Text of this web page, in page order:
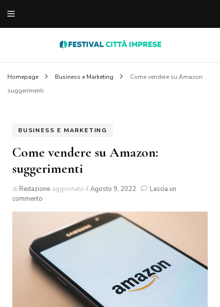
notizie varie dal web
Homepage Business e Marketing
Come vendere su Amazon:
suggerimenti
BUSINESS E MARKETING
Come vendere su Amazon:
suggerimenti
di Redazione aggiornato ilAgosto 9, 2022
Lascia un
commento
Amazon:
suggerimenti